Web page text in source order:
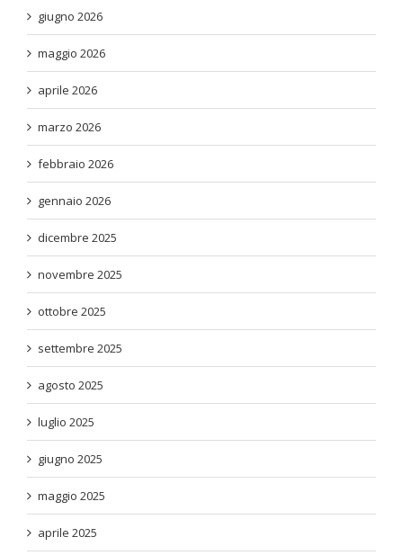
giugno 2026
maggio 2026
aprile 2026
marzo 2026
febbraio 2026
gennaio 2026
dicembre 2025
novembre 2025
ottobre 2025
settembre 2025
agosto 2025
luglio 2025
giugno 2025
maggio 2025
aprile 2025